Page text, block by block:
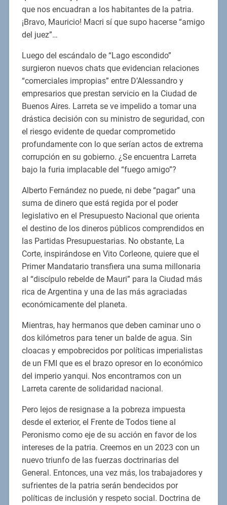
que nos encuadran a los habitantes de la patria.
¡Bravo, Mauricio! Macri sí que supo hacerse “amigo
del juez”…
Luego del escándalo de “Lago escondido”
surgieron nuevos chats que evidencian relaciones
“comerciales impropias” entre D’Alessandro y
empresarios que prestan servicio en la Ciudad de
Buenos Aires. Larreta se ve impelido a tomar una
drástica decisión con su ministro de seguridad, con
el riesgo evidente de quedar comprometido
profundamente con lo que serían actos de extrema
corrupción en su gobierno. ¿Se encuentra Larreta
bajo la furia implacable del “fuego amigo”?
Alberto Fernández no puede, ni debe “pagar” una
suma de dinero que está regida por el poder
legislativo en el Presupuesto Nacional que orienta
el destino de los dineros públicos comprendidos en
las Partidas Presupuestarias. No obstante, La
Corte, inspirándose en Vito Corleone, quiere que el
Primer Mandatario transfiera una suma millonaria
al “discípulo rebelde de Mauri” para la Ciudad más
rica de Argentina y una de las más agraciadas
económicamente del planeta.
Mientras, hay hermanos que deben caminar uno o
dos kilómetros para tener un balde de agua. Sin
cloacas y empobrecidos por políticas imperialistas
de un FMI que es el brazo opresor en lo económico
del imperio yanqui. Nos encontramos con un
Larreta carente de solidaridad nacional.
Pero lejos de resignase a la pobreza impuesta
desde el exterior, el Frente de Todos tiene al
Peronismo como eje de su acción en favor de los
intereses de la patria. Creemos en un 2023 con un
nuevo triunfo de las fuerzas doctrinarias del
General. Entonces, una vez más, los trabajadores y
sufrientes de la patria serán bendecidos por
políticas de inclusión y respeto social. Doctrina de